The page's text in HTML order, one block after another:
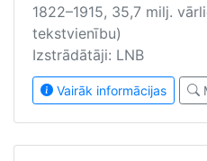
1822–1915, 35,7 milj.
tekstvienību)
Izstrādātāji: LNB
Vairāk informācijas